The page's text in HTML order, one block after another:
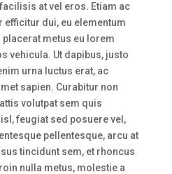
at vel eros. Etiam ac
efficitur dui, eu elementum
metus eu lorem
vehicula. Ut dapibus, justo
urna luctus erat, ac
sapien. Curabitur non
volutpat sem quis
feugiat sed posuere vel,
pellentesque, arcu at
tincidunt sem, et rhoncus
nulla metus, molestie a